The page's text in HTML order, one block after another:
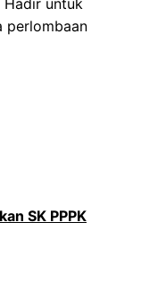
perlombaan
SK PPPK